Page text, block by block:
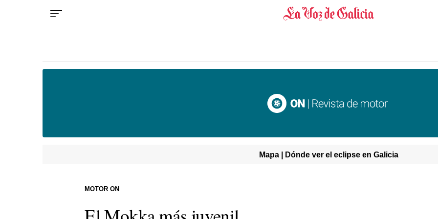
Mapa | Dónde ver el eclipse en Galicia
MOTOR ON